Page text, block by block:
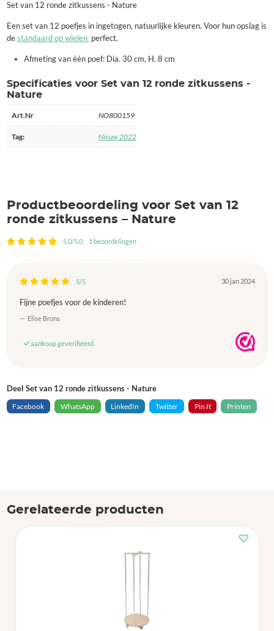
Set van 12 ronde zitkussens - Nature
Een set van 12 poefjes in ingetogen, natuurlijke kleuren. Voor hun opslag is
de standaard op wielen perfect.
Afmeting van één poef: Dia. 30 cm, H. 8 cm
Specificaties voor Set van 12 ronde zitkussens -
Nature
Art.Nr NO800159
Tag: Nieuw 2022
Productbeoordeling voor Set van 12
ronde zitkussens – Nature
5.0/5.0 1 beoordelingen
5/5 30 jan 2024
Fijne poefjes voor de kinderen!
Elise Brons
aankoop geverifieerd.
Deel Set van 12 ronde zitkussens - Nature
Facebook
WhatsApp LinkedIn Twitter Pin It Printen
Gerelateerde producten